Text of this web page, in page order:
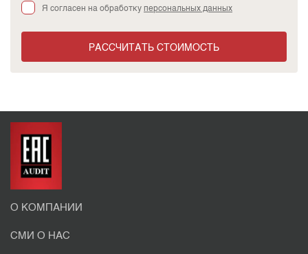
Я согласен на обработкуперсональных данных
РАССЧИТАТЬ СТОИМОСТЬ
О КОМПАНИИ
СМИ О НАС